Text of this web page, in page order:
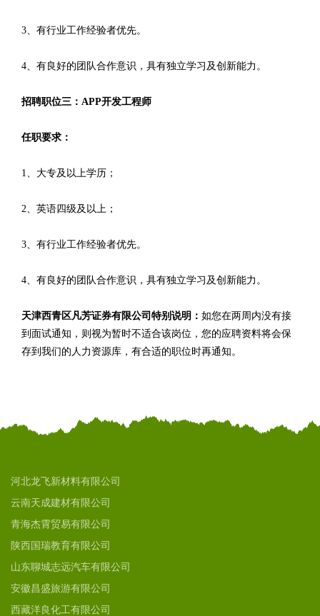
3、有行业工作经验者优先。
4、有良好的团队合作意识，具有独立学习及创新能力。
招聘职位三：APP开发工程师
任职要求：
1、大专及以上学历；
2、英语四级及以上；
3、有行业工作经验者优先。
4、有良好的团队合作意识，具有独立学习及创新能力。
天津西青区凡芳证券有限公司特别说明： 如您在两周内没有接
到面试通知，则视为暂时不适合该岗位，您的应聘资料将会保
存到我们的人力资源库，有合适的职位时再通知。
河北龙飞新材料有限公司
云南天成建材有限公司
青海杰霄贸易有限公司
陕西国瑞教育有限公司
山东聊城志远汽车有限公司
安徽昌盛旅游有限公司
西藏洋良化工有限公司